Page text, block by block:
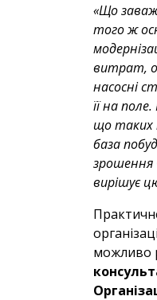
«Що
того ж
витрат,
насосні
її на
що таких
база
зрошення
вирішує
можливо